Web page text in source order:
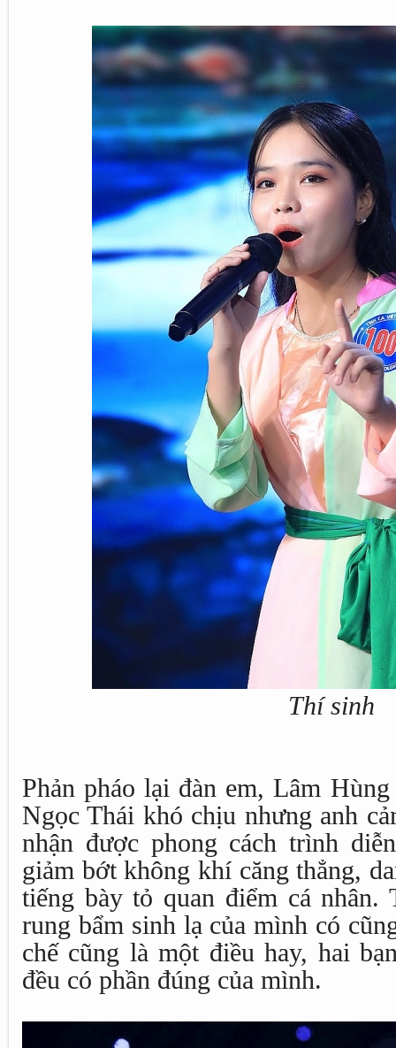
Thí sinh
Phản pháo lại đàn em, Lâm
Ngọc Thái khó chịu nhưng anh
nhận được phong cách trình
giảm bớt không khí căng thẳng,
tiếng bày tỏ quan điểm cá nhân.
rung bẩm sinh lạ của mình có
chế cũng là một điều hay, hai
đều có phần đúng của mình.